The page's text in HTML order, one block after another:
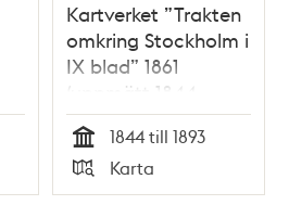
Kartverket ”Trakten
omkring Stockholm i
IX blad” 1861
(uppmätt 1844-
1850, översedd 1891-
1893)
Tid
1844 till 1893
Typ
Karta